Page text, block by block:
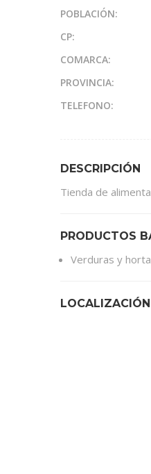
POBLACIÓN:
CP:
COMARCA:
PROVINCIA:
TELEFONO:
DESCRIPCIÓN
Tienda de
PRODUCTOS
Verduras y
LOCALIZACIÓN